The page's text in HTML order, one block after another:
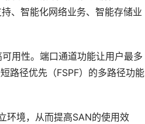
、智能化网络业务、智能存储业
用性。端口通道功能让用户最多
路径优先（FSPF）的多路径功能
环境，从而提高SAN的使用效